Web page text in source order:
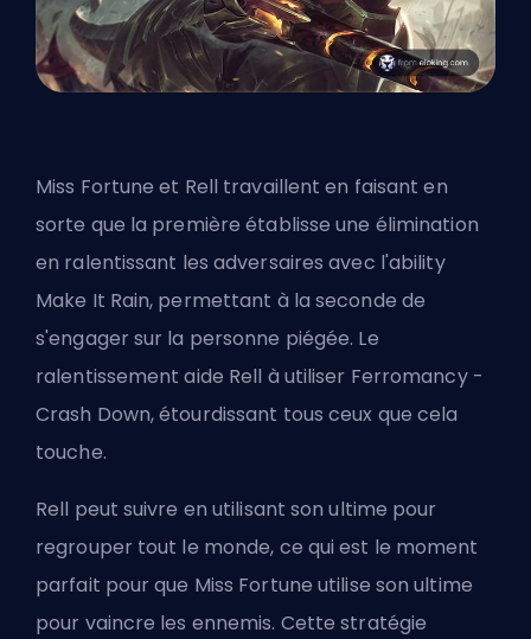
Miss Fortune et Rell travaillent en faisant en
sorte que la première établisse une élimination
en ralentissant les adversaires avec l'ability
Make It Rain, permettant à la seconde de
s'engager sur la personne piégée. Le
ralentissement aide Rell à utiliser Ferromancy -
Crash Down, étourdissant tous ceux que cela
touche.
Rell peut suivre en utilisant son ultime pour
regrouper tout le monde, ce qui est le moment
parfait pour que Miss Fortune utilise son ultime
pour vaincre les ennemis. Cette stratégie